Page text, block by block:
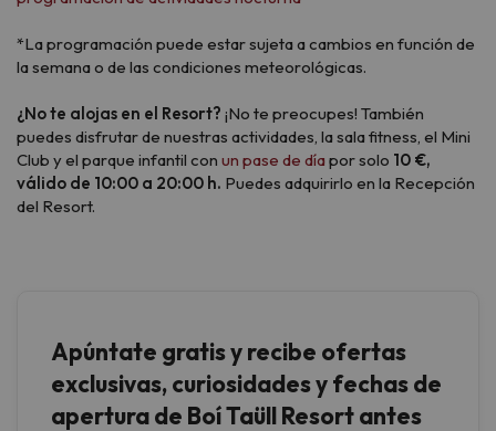
*La programación puede estar sujeta a cambios en función de
la semana o de las condiciones meteorológicas.
¿No te alojas en el Resort? ¡No te preocupes! También
puedes disfrutar de nuestras actividades, la sala fitness, el Mini
Club y el parque infantil con un pase de díapor solo 10 €,
válido de 10:00 a 20:00 h. Puedes adquirirlo en la Recepción
del Resort.
Apúntate gratis y recibe ofertas
exclusivas, curiosidades y fechas de
apertura de Boí Taüll Resort antes